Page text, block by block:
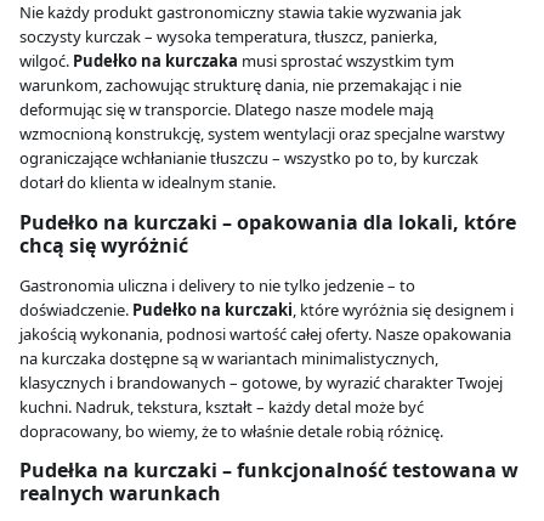
Nie każdy produkt gastronomiczny stawia takie wyzwania jak
soczysty kurczak – wysoka temperatura, tłuszcz, panierka,
wilgoć. Pudełko na kurczaka musi sprostać wszystkim tym
warunkom, zachowując strukturę dania, nie przemakając i nie
deformując się w transporcie. Dlatego nasze modele mają
wzmocnioną konstrukcję, system wentylacji oraz specjalne warstwy
ograniczające wchłanianie tłuszczu – wszystko po to, by kurczak
dotarł do klienta w idealnym stanie.
Pudełko na kurczaki – opakowania dla lokali, które
chcą się wyróżnić
Gastronomia uliczna i delivery to nie tylko jedzenie – to
doświadczenie. Pudełko na kurczaki, które wyróżnia się designem i
jakością wykonania, podnosi wartość całej oferty. Nasze opakowania
na kurczaka dostępne są w wariantach minimalistycznych,
klasycznych i brandowanych – gotowe, by wyrazić charakter Twojej
kuchni. Nadruk, tekstura, kształt – każdy detal może być
dopracowany, bo wiemy, że to właśnie detale robią różnicę.
Pudełka na kurczaki – funkcjonalność testowana w
realnych warunkach